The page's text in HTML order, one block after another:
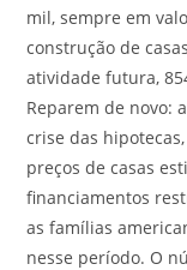
mil, sempre em
construção de
atividade futura,
Reparem de novo:
crise das
preços de casas
financiamentos
as famílias
nesse período. O